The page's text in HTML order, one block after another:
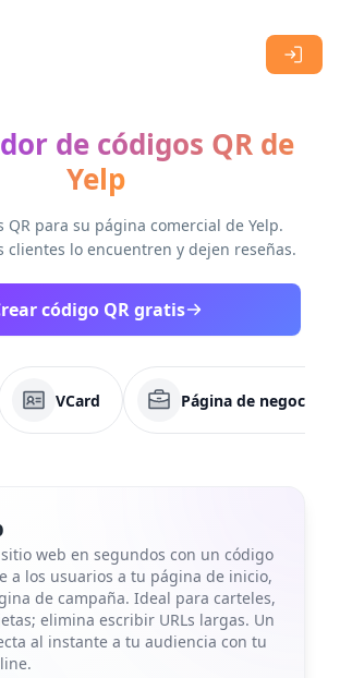
de códigos QR de
Yelp
QR para su página comercial de Yelp.
clientes lo encuentren y dejen reseñas.
código QR gratis
VCard Página de negocio
web en segundos con un código
a los usuarios a tu página de inicio,
de campaña. Ideal para carteles,
elimina escribir URLs largas. Un
al instante a tu audiencia con tu